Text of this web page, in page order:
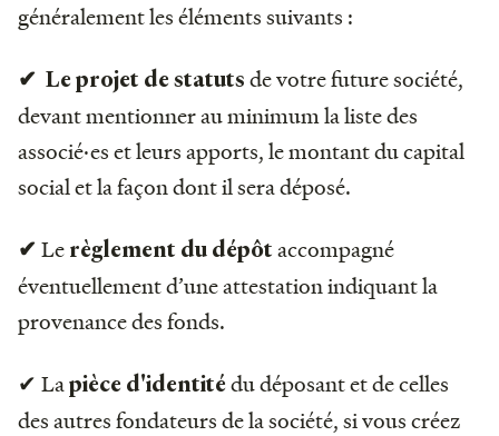
généralement les éléments suivants :
✔ Le projet de statuts de votre future société,
devant mentionner au minimum la liste des
associé·es et leurs apports, le montant du capital
social et la façon dont il sera déposé.
✔ Le règlement du dépôt accompagné
éventuellement d’une attestation indiquant la
provenance des fonds.
✔ Lapièce d'identitédu déposant et de celles
des autres fondateurs de la société, si vous créez